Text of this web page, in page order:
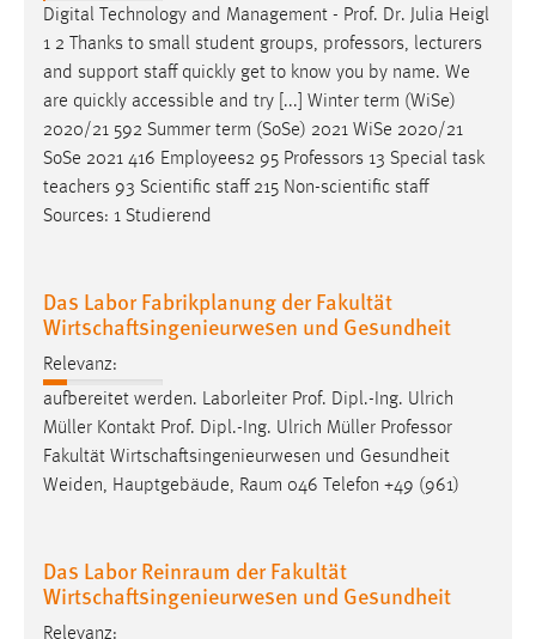
Digital Technology and Management - Prof. Dr. Julia Heigl
1 2 Thanks to small student groups, professors, lecturers
and support staff quickly get to know you by name. We
are quickly accessible and try [...] Winter term (WiSe)
2020/21 592 Summer term (SoSe) 2021 WiSe 2020/21
SoSe 2021 416 Employees2 95 Professors 13 Special task
teachers 93 Scientific staff 215 Non-scientific staff
Sources: 1 Studierend
Das Labor Fabrikplanung der Fakultät
Wirtschaftsingenieurwesen und Gesundheit
Relevanz:
aufbereitet werden. Laborleiter Prof. Dipl.-Ing. Ulrich
Müller Kontakt Prof. Dipl.-Ing. Ulrich Müller Professor
Fakultät Wirtschaftsingenieurwesen und Gesundheit
Weiden, Hauptgebäude, Raum 046 Telefon +49 (961)
Das Labor Reinraum der Fakultät
Wirtschaftsingenieurwesen und Gesundheit
Relevanz: